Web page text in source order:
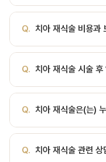
구): 사고로 치아가 빠진
실패한 신경치료: 치근단
포 손상치아를 우유, 생리
손수건이나 휴지에 싸지
합니다. 서울대 출신 전문
반적으로 30분~2시간 정
안내해 드립니다.
Q. 치아 재식술 비용과
가능한 항목도 있으니,
정확한 비용과 보험 적용
Q. 치아 재식술 시술
시술 종류에 따라 주의사
요.
Q. 치아 재식술은(는)
다릅니다. 서울비디치과
Q. 치아 재식술 관련